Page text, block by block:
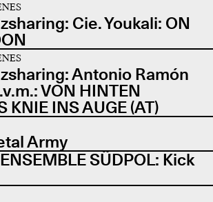
Cie. Youkali: ON
Antonio Ramón
VON HINTEN
KNIE INS AUGE (AT)
Army
SÜDPOL: Kick